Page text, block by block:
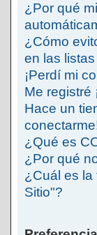
¿Por qué
¿Cómo
en las
¡Perdí mi
Me registré
Hace un
¿Qué es
¿Por qué
¿Cuál es la
Sitio"?